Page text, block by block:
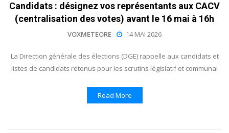
Candidats : désignez vos représentants aux CACV
(centralisation des votes) avant le 16 mai à 16h
VOXMETEORE 14 MAI 2026
La Direction générale des élections (DGE) rappelle aux candidats et
listes de candidats retenus pour les scrutins législatif et communal
Read More